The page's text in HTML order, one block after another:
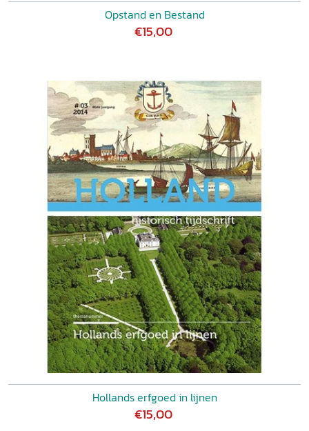
Opstand en Bestand
€15,00
Hollands erfgoed in lijnen
€15,00